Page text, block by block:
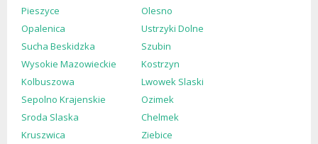
Pieszyce
Olesno
Opalenica
Ustrzyki Dolne
Sucha Beskidzka
Szubin
Wysokie Mazowieckie
Kostrzyn
Kolbuszowa
Lwowek Slaski
Sepolno Krajenskie
Ozimek
Sroda Slaska
Chelmek
Kruszwica
Ziebice